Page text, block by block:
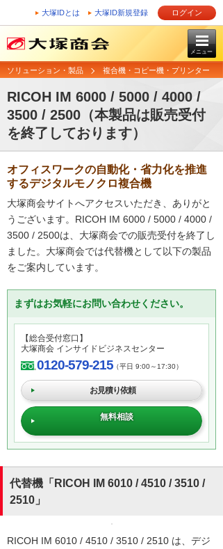
大塚IDとは 大塚ID新規登録 ログイン
メニュー
ソリューション・製品 複合機・コピー機・プリンター
RICOH IM 6000 / 5000 / 4000 /
3500 / 2500（本製品は販売受付
を終了しております）
オフィスワークの自動化・省力化を推進
するデジタルモノクロ複合機
大塚商会サイトへアクセスいただき、ありがと
うございます。RICOH IM 6000 / 5000 / 4000 /
3500 / 2500は、大塚商会での販売受付を終了し
ました。大塚商会では代替機として以下の製品
をご案内しています。
まずはお気軽にお問い合わせください。
【総合受付窓口】
大塚商会 インサイドビジネスセンター
0120-579-215（平日 9:00～17:30）
お見積り依頼
無料相談
代替機「RICOH IM 6010 / 4510 / 3510 /
2510」
RICOH IM 6010 / 4510 / 3510 / 2510 は、デジ